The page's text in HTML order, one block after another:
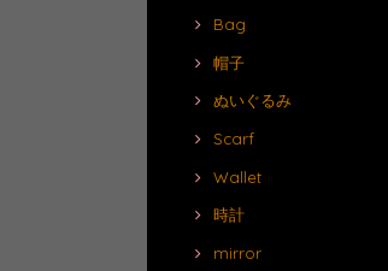
Bag
帽子
ぬいぐるみ
Scarf
Wallet
時計
mirror